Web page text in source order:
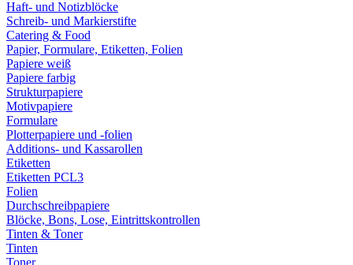
Haft- und Notizblöcke
Schreib- und Markierstifte
Catering & Food
Papier, Formulare, Etiketten, Folien
Papiere weiß
Papiere farbig
Strukturpapiere
Motivpapiere
Formulare
Plotterpapiere und -folien
Additions- und Kassarollen
Etiketten
Etiketten PCL3
Folien
Durchschreibpapiere
Blöcke, Bons, Lose, Eintrittskontrollen
Tinten & Toner
Tinten